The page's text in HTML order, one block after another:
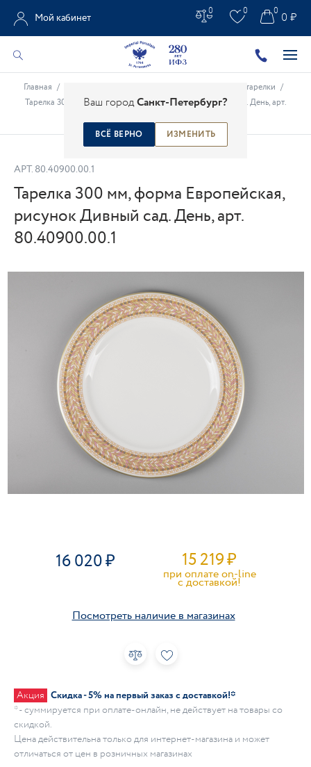
Ваш городСанкт-Петербург?
ВСЁ ВЕРНО ИЗМЕНИТЬ
Мой кабинет
0 0 0 ₽
0
Главная / Фарфоровые тарелки /
Тарелка 300 мм, форма Европейская, рисунок Дивный сад. День, арт.
АРТ. 80.40900.00.1
Тарелка 300 мм, форма Европейская,
рисунок Дивный сад. День, арт.
80.40900.00.1
16 020 15 219₽
при оплате on-line
c доставкой!
Посмотреть наличие в магазинах
Акция Скидка - 5% на первый заказ с доставкой!*
* - суммируется при оплате-онлайн, не действует на товары со
скидкой.
Цена действительна только для интернет-магазина и может
отличаться от цен в розничных магазинах